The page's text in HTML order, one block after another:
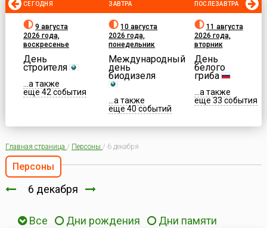
СЕГОДНЯ
9 августа
2026 года,
воскресенье
День
строителя
...а также
еще 42 события
ЗАВТРА
10 августа
2026 года,
понедельник
Международный
день
биодизеля
...а также
еще 40 событий
ПОСЛЕЗАВТРА
11 августа
2026 года,
вторник
День
белого
гриба
...а также
еще 33 события
Главная страница / Персоны / 6 декабря
Персоны
6 декабря
Все Дни рождения Дни памяти